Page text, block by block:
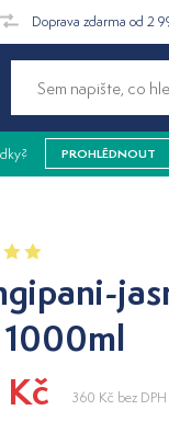
Doprava zdarma od 2
PROHLÉDNOUT
360 Kč bez DPH